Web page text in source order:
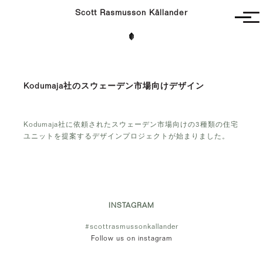
Scott Rasmusson Källander
Competitions
Kodumaja社のスウェーデン市場向けデザイン
Kodumaja社に依頼されたスウェーデン市場向けの3種類の住宅
ユニットを提案するデザインプロジェクトが始まりました。
INSTAGRAM
#scottrasmussonkallander
Follow us on instagram